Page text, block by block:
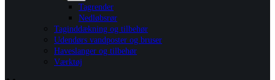
Tagrender
Nedløbsrør
Taginddækning og tilbehør
Udendørs vandposter og bruser
Haveslanger og tilbehør
Værktøj